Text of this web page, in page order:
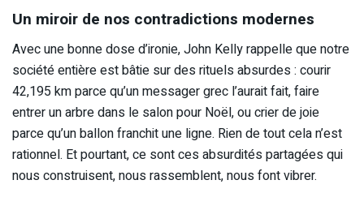
Un miroir de nos contradictions modernes
Avec une bonne dose d’ironie, John Kelly rappelle que notre
société entière est bâtie sur des rituels absurdes : courir
42,195 km parce qu’un messager grec l’aurait fait, faire
entrer un arbre dans le salon pour Noël, ou crier de joie
parce qu’un ballon franchit une ligne. Rien de tout cela n’est
rationnel. Et pourtant, ce sont ces absurdités partagées qui
nous construisent, nous rassemblent, nous font vibrer.